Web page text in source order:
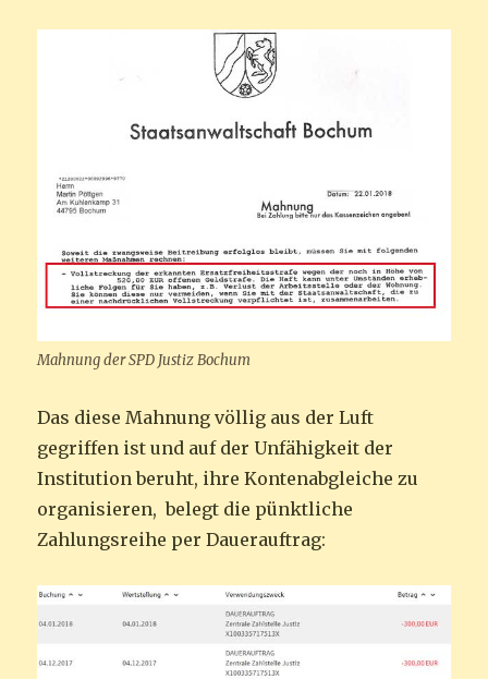
Mahnung der SPD Justiz Bochum
Das diese Mahnung völlig aus der Luft
gegriffen ist und auf der Unfähigkeit der
Institution beruht, ihre Kontenabgleiche zu
organisieren, belegt die pünktliche
Zahlungsreihe per Dauerauftrag: